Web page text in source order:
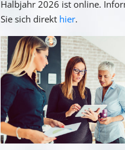
Halbjahr 2026 ist online.
Sie sich direkt hier.